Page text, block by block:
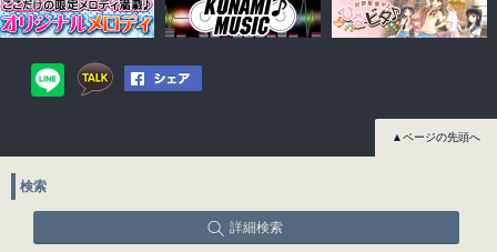
▲ページの先頭へ
検索
詳細検索